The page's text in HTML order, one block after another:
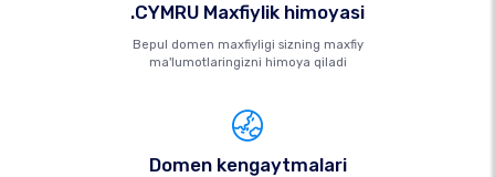
.CYMRU Maxfiylik himoyasi
Bepul domen maxfiyligi sizning maxfiy
ma'lumotlaringizni himoya qiladi
Domen kengaytmalari